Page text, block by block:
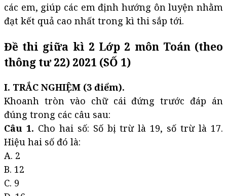
các em, giúp các em định hướng ôn luyện nhằm
đạt kết quả cao nhất trong kì thi sắp tới.
Đề thi giữa kì 2 Lớp 2 môn Toán (theo
thông tư 22) 2021 (SỐ 1)
I. TRẮC NGHIỆM (3 điểm).
Khoanh tròn vào chữ cái đứng trước đáp án
đúng trong các câu sau:
Câu 1. Cho hai số: Số bị trừ là 19, số trừ là 17.
Hiệu hai số đó là:
A. 2
B. 12
C. 9